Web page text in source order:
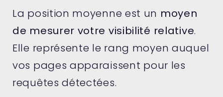
La position moyenne est un moyen
de mesurer votre visibilité relative.
Elle représente le rang moyen auquel
vos pages apparaissent pour les
requêtes détectées.